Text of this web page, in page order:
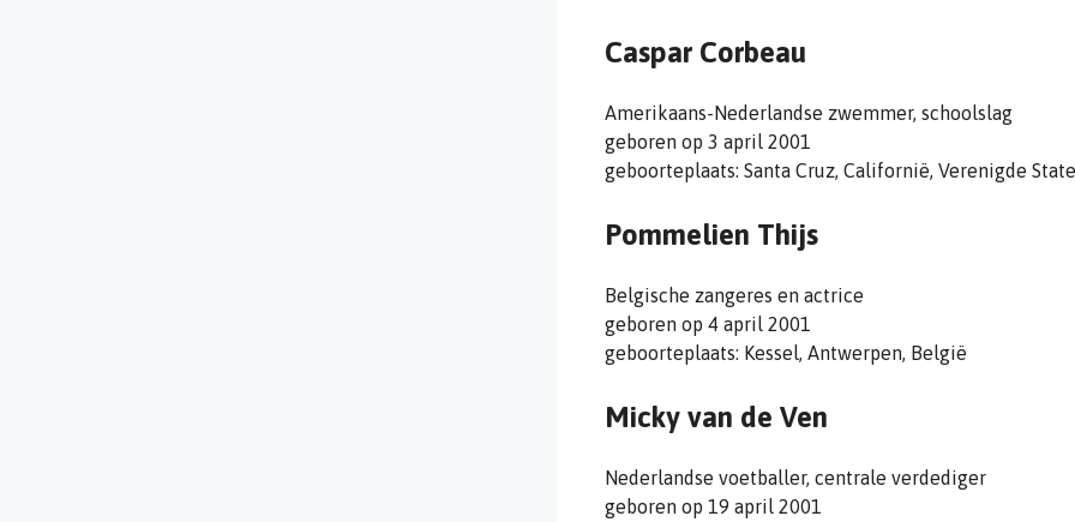
Caspar Corbeau
Amerikaans-Nederlandse zwemmer, schoolslag
geboren op 3 april 2001
geboorteplaats: Santa Cruz, Californië, Verenigde
Pommelien Thijs
Belgische zangeres en actrice
geboren op 4 april 2001
geboorteplaats: Kessel, Antwerpen, België
Micky van de Ven
Nederlandse voetballer, centrale verdediger
geboren op 19 april 2001